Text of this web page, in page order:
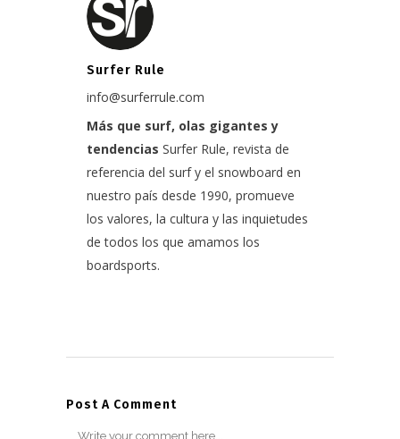
Surfer Rule
info@surferrule.com
Más que surf, olas gigantes y
tendencias Surfer Rule, revista de
referencia del surf y el snowboard en
nuestro país desde 1990, promueve
los valores, la cultura y las inquietudes
de todos los que amamos los
boardsports.
Post A Comment